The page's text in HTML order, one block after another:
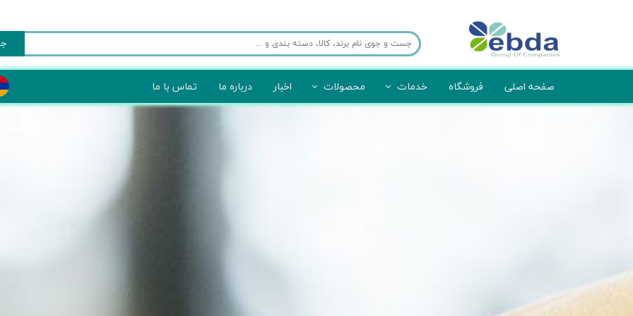
صفحه اصلی فروشگاه خدمات محصولات اخبار درباره ما تماس با ما